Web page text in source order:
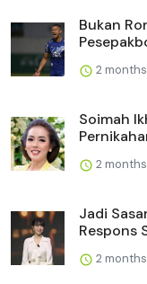
Bukan
2
Soimah
2
Jadi
Respons
2